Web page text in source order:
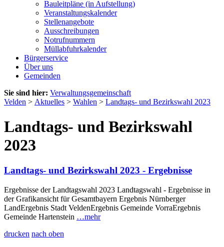
Bauleitpläne (in Aufstellung)
Veranstaltungskalender
Stellenangebote
Ausschreibungen
Notrufnummern
Müllabfuhrkalender
Bürgerservice
Über uns
Gemeinden
Sie sind hier: Verwaltungsgemeinschaft
Velden > Aktuelles > Wahlen > Landtags- und Bezirkswahl 2023
Landtags- und Bezirkswahl
2023
Landtags- und Bezirkswahl 2023 - Ergebnisse
Ergebnisse der Landtagswahl 2023 Landtagswahl - Ergebnisse in
der Grafikansicht für Gesamtbayern Ergebnis Nürnberger
LandErgebnis Stadt VeldenErgebnis Gemeinde VorraErgebnis
Gemeinde Hartenstein …mehr
drucken nach oben